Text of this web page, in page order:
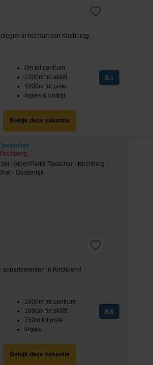
in het hart van Kirchberg.
0m tot centrum
1200m tot skilift
1200m tot piste
logies & ontbijt
9,1
Bekijk deze vakantie
Kirchberg
appartementen in Kirchberg!
1600m tot centrum
1000m tot skilift
750m tot piste
logies
8,6
Bekijk deze vakantie